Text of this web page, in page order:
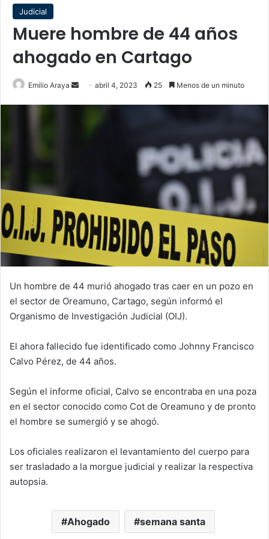
Judicial
Muere hombre de 44 años
ahogado en Cartago
Emilio Araya
Sendabril 4, 2023 25 Menos de un minuto
Un hombre de 44 murió ahogado tras caer en un pozo en
el sector de Oreamuno, Cartago, según informó el
Organismo de Investigación Judicial (OIJ).
El ahora fallecido fue identificado como Johnny Francisco
Calvo Pérez, de 44 años.
Según el informe oficial, Calvo se encontraba en una poza
en el sector conocido como Cot de Oreamuno y de pronto
el hombre se sumergió y se ahogó.
Los oficiales realizaron el levantamiento del cuerpo para
ser trasladado a la morgue judicial y realizar la respectiva
autopsia.
Ahogado semana santa